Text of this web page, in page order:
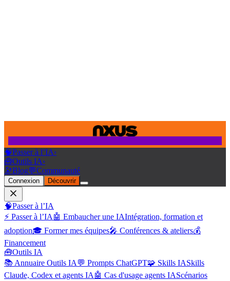
🧠Passer à l’IA›
🧰Outils IA›
🔭Blog💬Communauté
Connexion Découvrir
🧠Passer à l’IA
⚡ Passer à l’IA 🤖 Embaucher une IAIntégration, formation et
adoption🎓 Former mes équipes🎤 Conférences & ateliers💰
Financement
🧰Outils IA
📚 Annuaire Outils IA 💬 Prompts ChatGPT🧩 Skills IASkills
Claude, Codex et agents IA 🤖 Cas d'usage agents IAScénarios